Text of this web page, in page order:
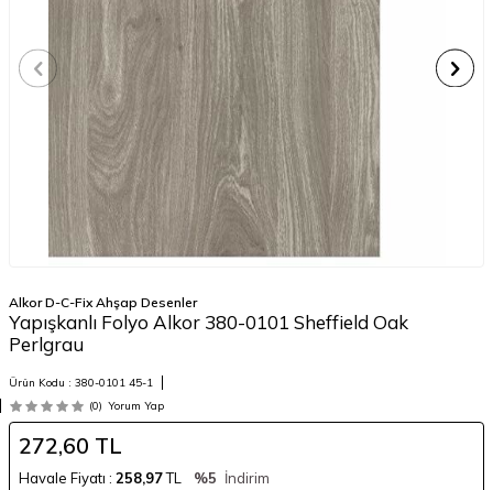
Alkor D-C-Fix Ahşap Desenler
Yapışkanlı Folyo Alkor 380-0101 Sheffield Oak
Perlgrau
Ürün Kodu : 380-0101 45-1
(0) Yorum Yap
272,60 TL
Havale Fiyatı : 258,97TL %5 İndirim